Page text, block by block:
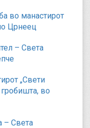
во манастирот
Црнеец
– Света
„Свети
во
– Света